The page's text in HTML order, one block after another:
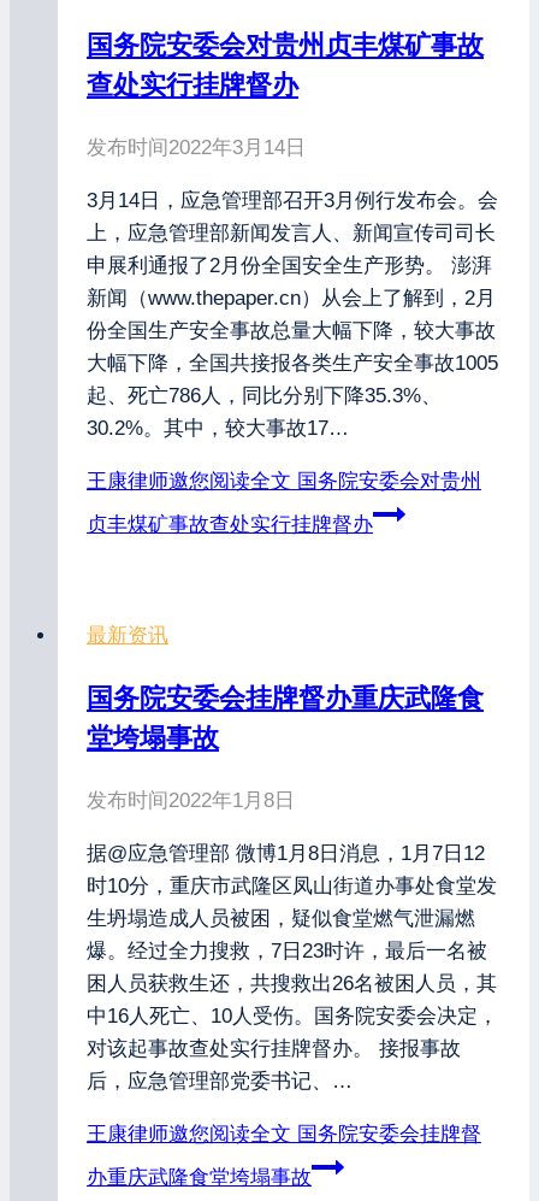
国务院安委会对贵州贞丰煤矿事故
查处实行挂牌督办
发布时间2022年3月14日
3月14日，应急管理部召开3月例行发布会。会
上，应急管理部新闻发言人、新闻宣传司司长
申展利通报了2月份全国安全生产形势。 澎湃
新闻（www.thepaper.cn）从会上了解到，2月
份全国生产安全事故总量大幅下降，较大事故
大幅下降，全国共接报各类生产安全事故1005
起、死亡786人，同比分别下降35.3%、
30.2%。其中，较大事故17…
王康律师邀您阅读全文 国务院安委会对贵州
贞丰煤矿事故查处实行挂牌督办
最新资讯
国务院安委会挂牌督办重庆武隆食
堂垮塌事故
发布时间2022年1月8日
据@应急管理部 微博1月8日消息，1月7日12
时10分，重庆市武隆区凤山街道办事处食堂发
生坍塌造成人员被困，疑似食堂燃气泄漏燃
爆。经过全力搜救，7日23时许，最后一名被
困人员获救生还，共搜救出26名被困人员，其
中16人死亡、10人受伤。国务院安委会决定，
对该起事故查处实行挂牌督办。 接报事故
后，应急管理部党委书记、…
王康律师邀您阅读全文 国务院安委会挂牌督
办重庆武隆食堂垮塌事故